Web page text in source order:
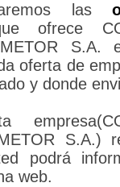
las
ofrece
METOR S.A.
oferta de
y donde
S.A.)
podrá
web.